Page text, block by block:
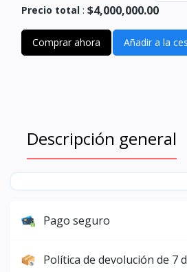
Precio total : $4,000,000.00
Comprar ahora Añadir a la
Descripción general
Pago seguro
Política de devolución de 7